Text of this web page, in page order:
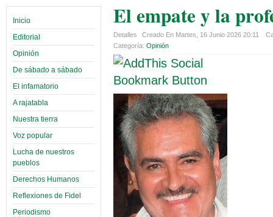
Inicio
Editorial
Opinión
De sábado a sábado
El infamatorio
A rajatabla
Nuestra tierra
Voz popular
Lucha de nuestros
pueblos
Derechos Humanos
Reflexiones de Fidel
Periodismo
El empate y la
Detalles Creado En Martes, 16 Junio 2026 20:11
Categoría: Opinión